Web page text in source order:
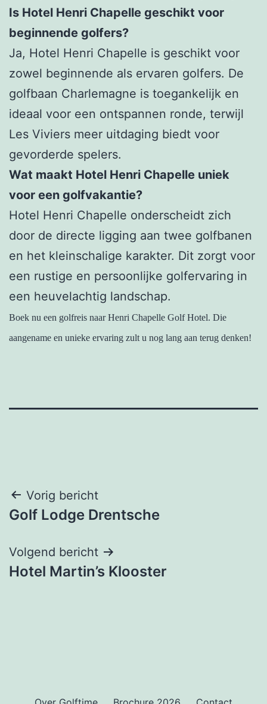
Is Hotel Henri Chapelle geschikt voor
beginnende golfers?
Ja, Hotel Henri Chapelle is geschikt voor
zowel beginnende als ervaren golfers. De
golfbaan Charlemagne is toegankelijk en
ideaal voor een ontspannen ronde, terwijl
Les Viviers meer uitdaging biedt voor
gevorderde spelers.
Wat maakt Hotel Henri Chapelle uniek
voor een golfvakantie?
Hotel Henri Chapelle onderscheidt zich
door de directe ligging aan twee golfbanen
en het kleinschalige karakter. Dit zorgt voor
een rustige en persoonlijke golfervaring in
een heuvelachtig landschap.
Boek nu een golfreis naar Henri Chapelle Golf Hotel. Die
aangename en unieke ervaring zult u nog lang aan terug denken!
Bericht
navigatie
Vorig bericht
Golf Lodge Drentsche
Volgend bericht
Hotel Martin’s Klooster